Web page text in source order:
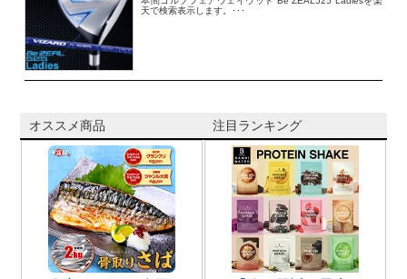
天で検索表示します。･･･
オススメ商品 注目ランキング